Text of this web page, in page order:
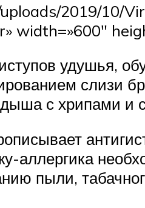
2019/10/
width=»600″
удушья,
слизи
с хрипами и
аллергика
пыли,